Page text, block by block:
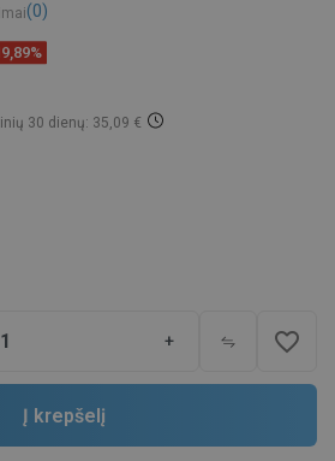
(0)
30 dienų: 35,09 €
+ favorite_border
Į krepšelį